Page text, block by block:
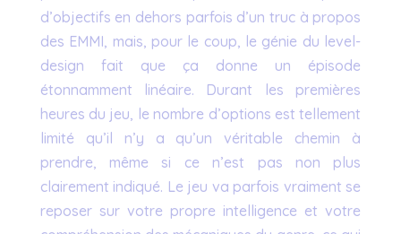
d’objectifs en dehors parfois d’un truc à propos
des EMMI, mais, pour le coup, le génie du level-
design fait que ça donne un épisode
étonnamment linéaire. Durant les premières
heures du jeu, le nombre d’options est tellement
limité qu’il n’y a qu’un véritable chemin à
prendre, même si ce n’est pas non plus
clairement indiqué. Le jeu va parfois vraiment se
reposer sur votre propre intelligence et votre